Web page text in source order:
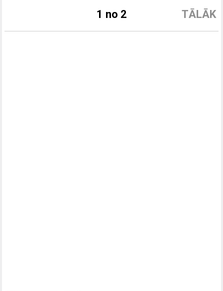
TĀLĀK
1 no 2